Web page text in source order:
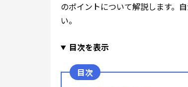
のポイントについて解説します。
い。
目次を表示